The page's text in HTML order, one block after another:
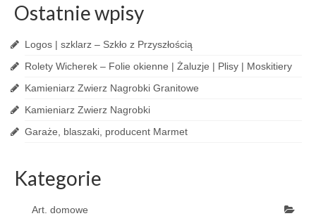
Ostatnie wpisy
Logos | szklarz – Szkło z Przyszłością
Rolety Wicherek – Folie okienne | Żaluzje | Plisy | Moskitiery
Kamieniarz Zwierz Nagrobki Granitowe
Kamieniarz Zwierz Nagrobki
Garaże, blaszaki, producent Marmet
Kategorie
Art. domowe